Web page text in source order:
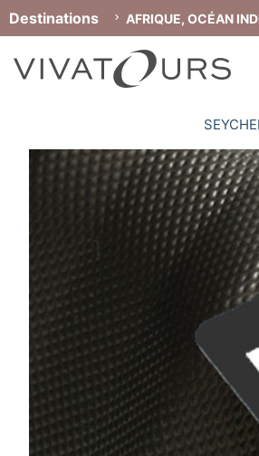
Destinations AFRIQUE, OCÉAN